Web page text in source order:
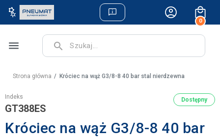
0
menu search
Strona główna Króciec na wąż G3/8-8 40 bar stal nierdzewna
Indeks
GT388ES
Dostępny
Króciec na wąż G3/8-8 40 bar